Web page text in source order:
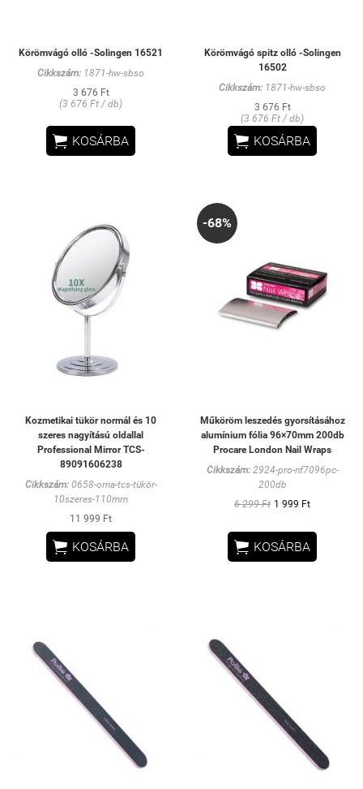
Körömvágó olló -Solingen 16521
Cikkszám: 1871-hw-sbso
3 676 Ft
(3 676 Ft / db)
 KOSÁRBA
Körömvágó spitz olló -Solingen
16502
Cikkszám: 1871-hw-sbso
3 676 Ft
(3 676 Ft / db)
 KOSÁRBA
Kozmetikai tükör normál és 10
szeres nagyítású oldallal
Professional Mirror TCS-
89091606238
Cikkszám:0658-orna-tcs-tükör-
10szeres-110mm
11 999 Ft
 KOSÁRBA
-68%
Műköröm leszedés gyorsításához
alumínium fólia 96×70mm 200db
Procare London Nail Wraps
Cikkszám:2924-pro-nf7096pc-
200db
6 299 Ft 1 999 Ft
 KOSÁRBA